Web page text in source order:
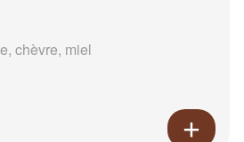
chèvre, miel